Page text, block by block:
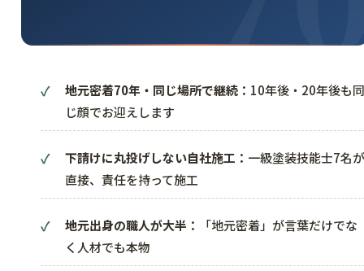
地元密着70年・同じ場所で継続： 10年後・20年後も同
じ顔でお迎えします
下請けに丸投げしない自社施工： 一級塗装技能士7名が
直接、責任を持って施工
地元出身の職人が大半：
「地元密着」が言葉だけでな
く人材でも本物